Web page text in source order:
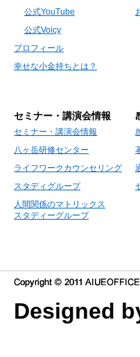
公式YouTube
公式Voicy
プロフィール
幸せな小金持ちとは？
セミナー・講演会情報
セミナー・講演会情報
八ヶ岳研修センター
ライフワークカウンセリング
スタディグループ
人間関係のマトリックス
スタディーグループ
Designed